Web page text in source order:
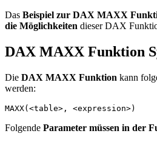
Das Beispiel zur DAX MAXX
die Möglichkeiten dieser DAX
DAX MAXX Funktion
Die DAX MAXX Funktion kann
werden:
MAXX(<table>, <expression>)
Folgende Parameter müssen in der